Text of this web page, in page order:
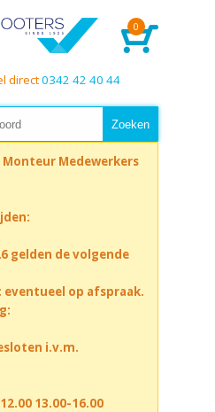
0
direct0342 42 40 44
Medewerkers
gelden de volgende
eventueel op afspraak.
i.v.m.
13.00-16.00